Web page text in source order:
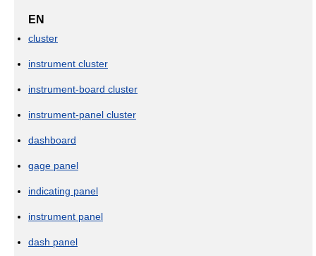
EN
cluster
instrument cluster
instrument-board cluster
instrument-panel cluster
dashboard
gage panel
indicating panel
instrument panel
dash panel